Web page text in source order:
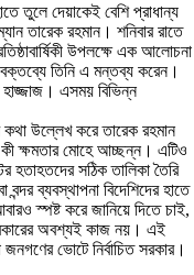
তুলে দেয়াকেই বেশি প্রাধান্য
তারেক রহমান। শনিবার রাতে
উপলক্ষে এক আলোচনা
বক্তব্যে তিনি এ মন্তব্য করেন।
হাজ্জাজ। এসময় বিভিন্ন
কথা উল্লেখ করে তারেক রহমান
কী ক্ষমতার মোহে আচ্ছন্ন। এটিও
সঠিক তালিকা তৈরি
ব্যবস্থাপনা বিদেশিদের হাতে
স্পষ্ট করে জানিয়ে দিতে চাই,
সরকারের অবশ্যই কাজ নয়। এই
ভোটে নির্বাচিত সরকার।